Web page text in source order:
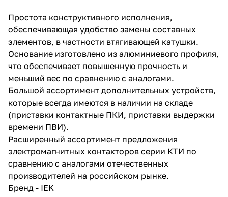
Простота конструктивного исполнения,
обеспечивающая удобство замены составных
элементов, в частности втягивающей катушки.
Основание изготовлено из алюминиевого профиля,
что обеспечивает повышенную прочность и
меньший вес по сравнению с аналогами.
Большой ассортимент дополнительных устройств,
которые всегда имеются в наличии на складе
(приставки контактные ПКИ, приставки выдержки
времени ПВИ).
Расширенный ассортимент предложения
электромагнитных контакторов серии КТИ по
сравнению с аналогами отечественных
производителей на российском рынке.
Бренд - IEK